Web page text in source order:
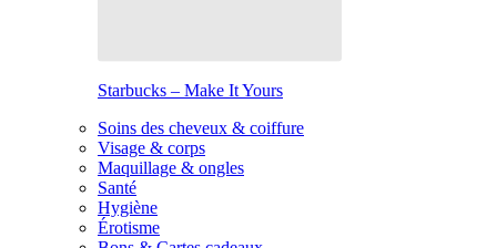
Starbucks – Make It Yours
Soins des cheveux & coiffure
Visage & corps
Maquillage & ongles
Santé
Hygiène
Érotisme